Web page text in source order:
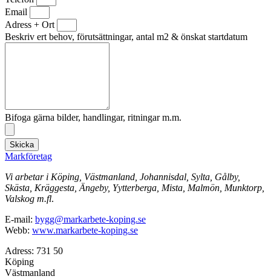
Email
Adress + Ort
Beskriv ert behov, förutsättningar, antal m2 & önskat startdatum
Bifoga gärna bilder, handlingar, ritningar m.m.
Skicka
Markföretag
Vi arbetar i Köping, Västmanland, Johannisdal, Sylta, Gålby,
Skästa, Kräggesta, Ängeby, Yytterberga, Mista, Malmön, Munktorp,
Valskog m.fl.
E-mail: bygg@markarbete-koping.se
Webb: www.markarbete-koping.se
Adress: 731 50
Köping
Västmanland